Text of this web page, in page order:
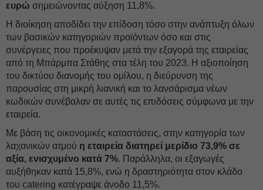
ευρώ σημειώνοντας αύξηση 11,8%.
Η διοίκηση αποδίδει την επίδοση τόσο στην ανάπτυξη όλων
των βασικών κατηγοριών προϊόντων όσο και στις
συνέργειες που προέκυψαν μετά την εξαγορά της εταιρείας
από τη Μπάρμπα Στάθης στα τέλη του 2023. Η αξιοποίηση
του δικτύου διανομής του ομίλου, η διεύρυνση της
παρουσίας στη μικρή λιανική και το λανσάρισμα νέων
κωδικών συνέβαλαν σε αυτές τις επιδόσεις σύμφωνα με την
εταιρεία.
Με βάση τις οικονομικές καταστάσεις, στην κατηγορία των
λαχανικών ατμού η εταιρεία διατηρεί μερίδιο 73,9% σε
αξία, ενισχυμένο κατά 7%. Παράλληλα, οι εξαγωγές
αυξήθηκαν κατά 15,8%, ενώ η δραστηριότητα στον κλάδο
του catering κατέγραψε άνοδο 11,5%.